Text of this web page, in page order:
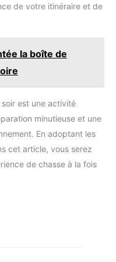
miniers, etc. Cadeau parfait
tête, le bandeau est
pas la transpiration et
évitez ainsi une lampe
【IPX4 Étanche et
torche frontale
dans des conditions
automobile, les outils
de votre itinéraire et de
la boîte de
soir est une activité
minutieuse et une
En adoptant les
cet article, vous serez
de chasse à la fois